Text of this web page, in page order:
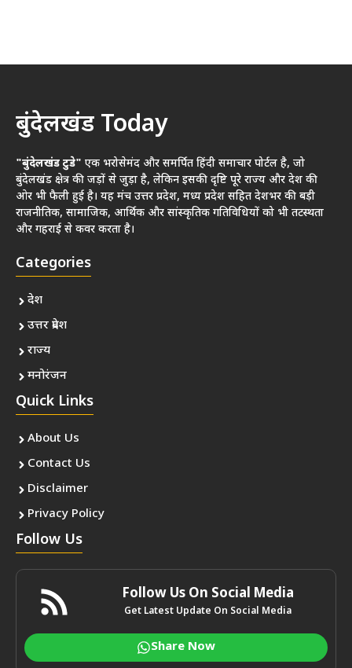
बुंदेलखंड Today
"बुंदेलखंड टुडे" एक भरोसेमंद और समर्पित हिंदी समाचार पोर्टल है, जो
बुंदेलखंड क्षेत्र की जड़ों से जुड़ा है, लेकिन इसकी दृष्टि पूरे राज्य और देश की
ओर भी फैली हुई है। यह मंच उत्तर प्रदेश, मध्य प्रदेश सहित देशभर की बड़ी
राजनीतिक, सामाजिक, आर्थिक और सांस्कृतिक गतिविधियों को भी तटस्थता
और गहराई से कवर करता है।
Categories
देश
उत्तर प्रदेश
राज्य
मनोरंजन
Quick Links
About Us
Contact Us
Disclaimer
Privacy Policy
Follow Us
Follow Us On Social Media
Get Latest Update On Social Media
Share Now